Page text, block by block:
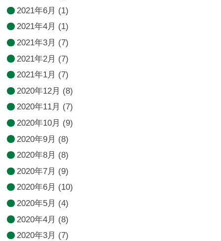
2021年6月 (1)
2021年4月 (1)
2021年3月 (7)
2021年2月 (7)
2021年1月 (7)
2020年12月 (8)
2020年11月 (7)
2020年10月 (9)
2020年9月 (8)
2020年8月 (8)
2020年7月 (9)
2020年6月 (10)
2020年5月 (4)
2020年4月 (8)
2020年3月 (7)